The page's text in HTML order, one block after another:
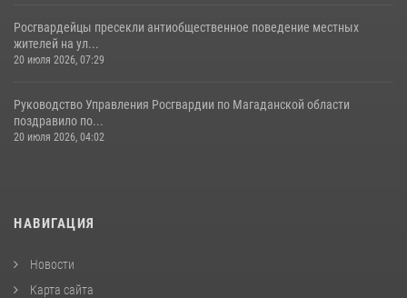
Росгвардейцы пресекли антиобщественное поведение местных
жителей на ул...
20 июля 2026, 07:29
Руководство Управления Росгвардии по Магаданской области
поздравило по...
20 июля 2026, 04:02
НАВИГАЦИЯ
Новости
Карта сайта